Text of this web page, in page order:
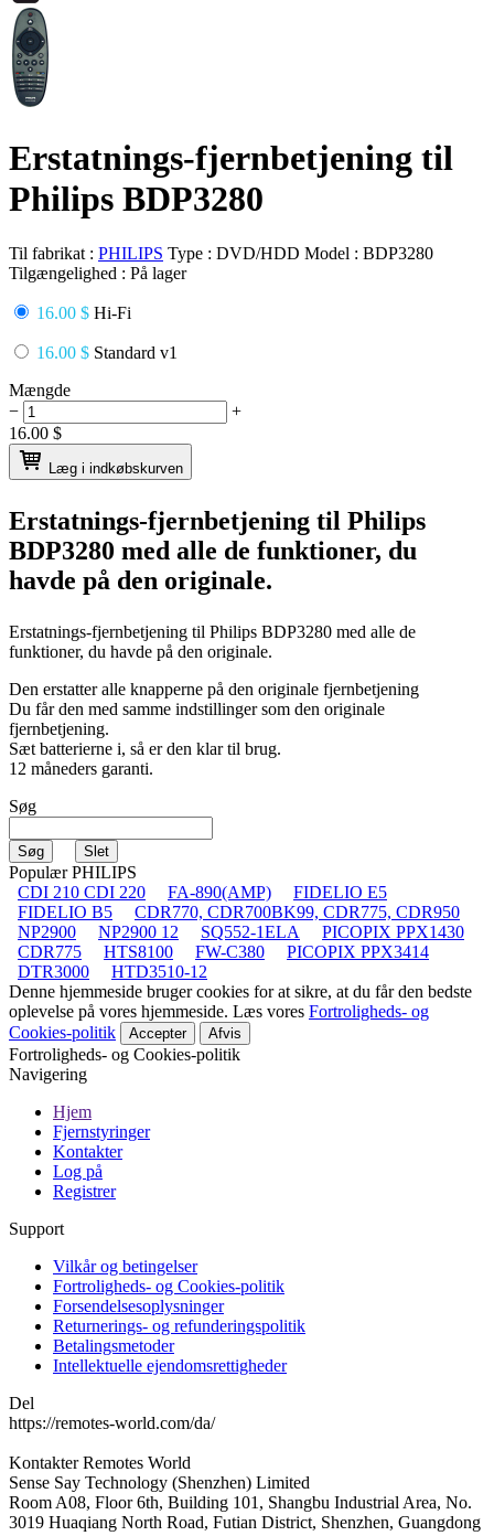
Erstatnings-fjernbetjening til
Philips BDP3280
Til fabrikat : PHILIPS Type : DVD/HDD Model : BDP3280
Tilgængelighed : På lager
16.00 $ Hi-Fi
16.00 $ Standard v1
Mængde
−
+
16.00 $
Læg i indkøbskurven
Erstatnings-fjernbetjening til Philips
BDP3280 med alle de funktioner, du
havde på den originale.
Erstatnings-fjernbetjening til Philips BDP3280 med alle de
funktioner, du havde på den originale.
Den erstatter alle knapperne på den originale fjernbetjening
Du får den med samme indstillinger som den originale
fjernbetjening.
Sæt batterierne i, så er den klar til brug.
12 måneders garanti.
Søg
Populær PHILIPS
CDI 210 CDI 220
FA-890(AMP)
FIDELIO E5
FIDELIO B5
CDR770, CDR700BK99, CDR775, CDR950
NP2900
NP2900 12 SQ552-1ELA
PICOPIX PPX1430
CDR775
HTS8100 FW-C380
PICOPIX PPX3414
DTR3000
HTD3510-12
Denne hjemmeside bruger cookies for at sikre, at du får den bedste
oplevelse på vores hjemmeside. Læs vores Fortroligheds- og
Cookies-politik
Accepter Afvis
Fortroligheds- og Cookies-politik
Navigering
Hjem
Fjernstyringer
Kontakter
Log på
Registrer
Support
Vilkår og betingelser
Fortroligheds- og Cookies-politik
Forsendelsesoplysninger
Returnerings- og refunderingspolitik
Betalingsmetoder
Intellektuelle ejendomsrettigheder
Del
https://remotes-world.com/da/
Kontakter Remotes World
Sense Say Technology (Shenzhen) Limited
Room A08, Floor 6th, Building 101, Shangbu Industrial Area, No.
3019 Huaqiang North Road, Futian District, Shenzhen, Guangdong